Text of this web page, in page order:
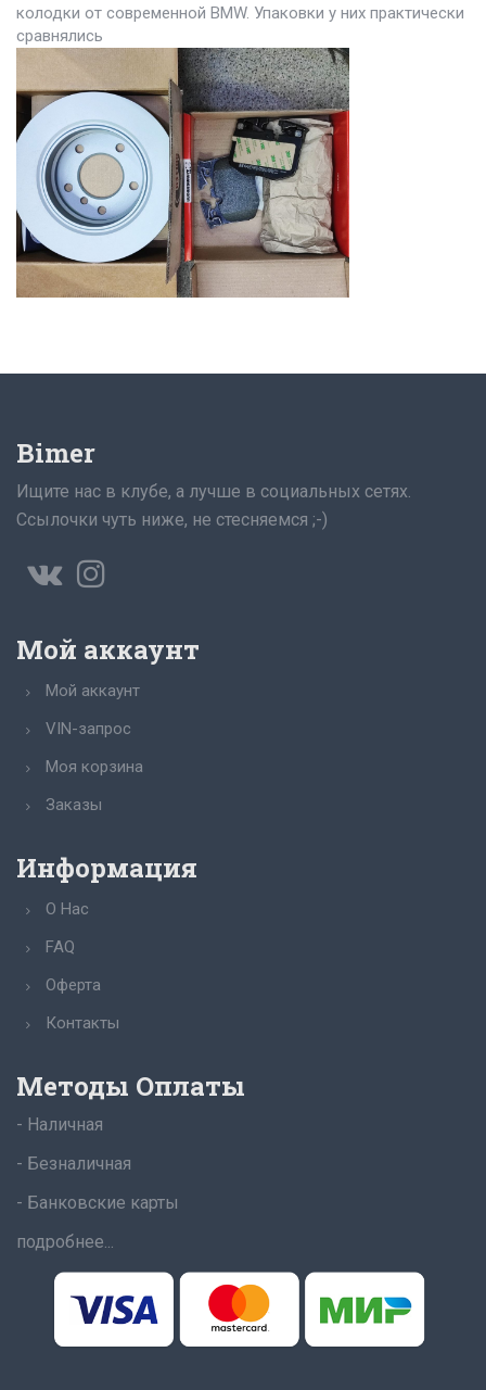
колодки от современной BMW. Упаковки у них практически
сравнялись
Bimer
Ищите нас в клубе, а лучше в социальных сетях.
Ссылочки чуть ниже, не стесняемся ;-)
Мой аккаунт
Мой аккаунт
VIN-запрос
Моя корзина
Заказы
Информация
О Нас
FAQ
Оферта
Контакты
Методы Оплаты
- Наличная
- Безналичная
- Банковские карты
подробнее...